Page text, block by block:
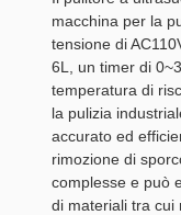
macchina per la
tensione di
6L, un timer di
temperatura di
la pulizia
accurato ed
rimozione di
complesse e può
di materiali tra cui